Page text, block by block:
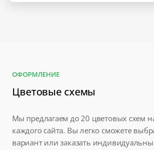
ОФОРМЛЕНИЕ
Цветовые схемы
Мы предлагаем до 20 цветовых схем
каждого сайта. Вы легко сможете
вариант или заказать